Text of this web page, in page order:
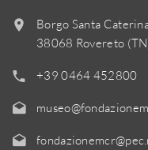
Borgo Santa
38068 Rovereto
+39 0464 452800